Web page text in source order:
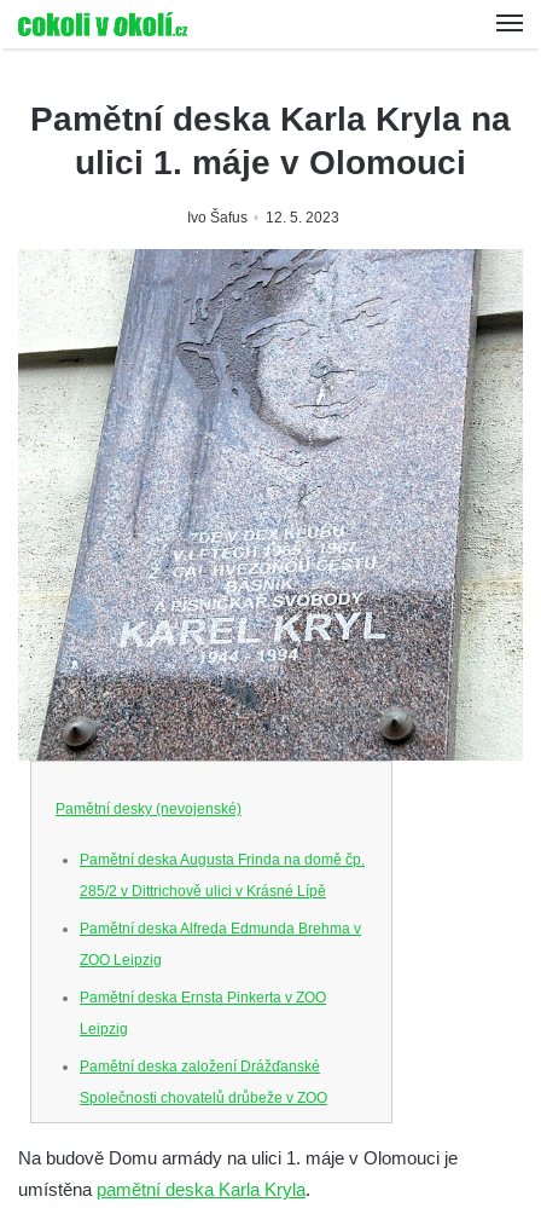
Pamětní deska Karla Kryla na
ulici 1. máje v Olomouci
Ivo Šafus 12. 5. 2023
Pamětní desky (nevojenské)
Pamětní deska Augusta Frinda na domě čp.
285/2 v Dittrichově ulici v Krásné Lípě
Pamětní deska Alfreda Edmunda Brehma v
ZOO Leipzig
Pamětní deska Ernsta Pinkerta v ZOO
Leipzig
Pamětní deska založení Drážďanské
Společnosti chovatelů drůbeže v ZOO
Dresden
Pamětní deska Josefa Hory na jeho rodném
domě v Dobříni
Na budově Domu armády na ulici 1. máje v Olomouci je
umístěna pamětní deska Karla Kryla.